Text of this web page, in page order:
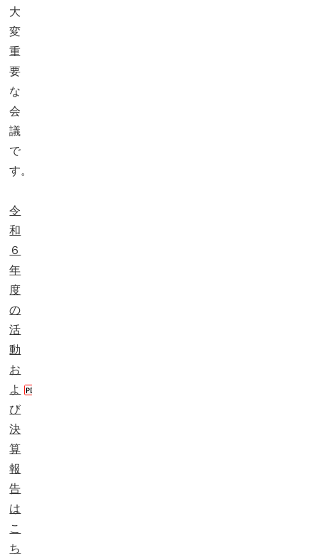
大
変
重
要
な
会
議
で
す。
令
和
６
年
度
の
活
動
お
よ
び
決
算
報
告
は
こ
ち